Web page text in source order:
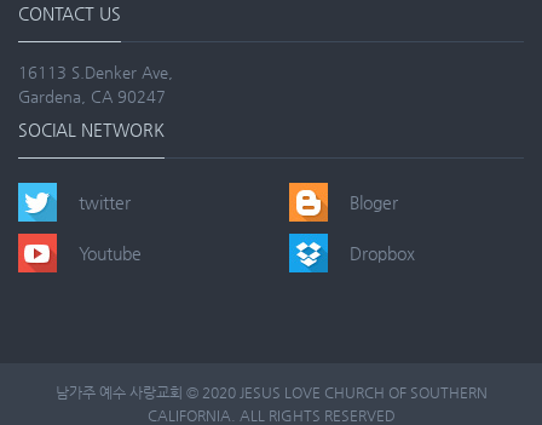
CONTACT US
16113 S.Denker Ave,
Gardena, CA 90247
SOCIAL NETWORK
twitter
Youtube
Bloger
Dropbox
남가주 예수 사랑교회 © 2020 JESUS LOVE CHURCH OF SOUTHERN
CALIFORNIA. ALL RIGHTS RESERVED